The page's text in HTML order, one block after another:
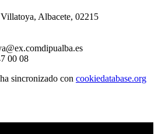
Albacete, 02215
ex.comdipualba.es
00 08
sincronizado con cookiedatabase.org